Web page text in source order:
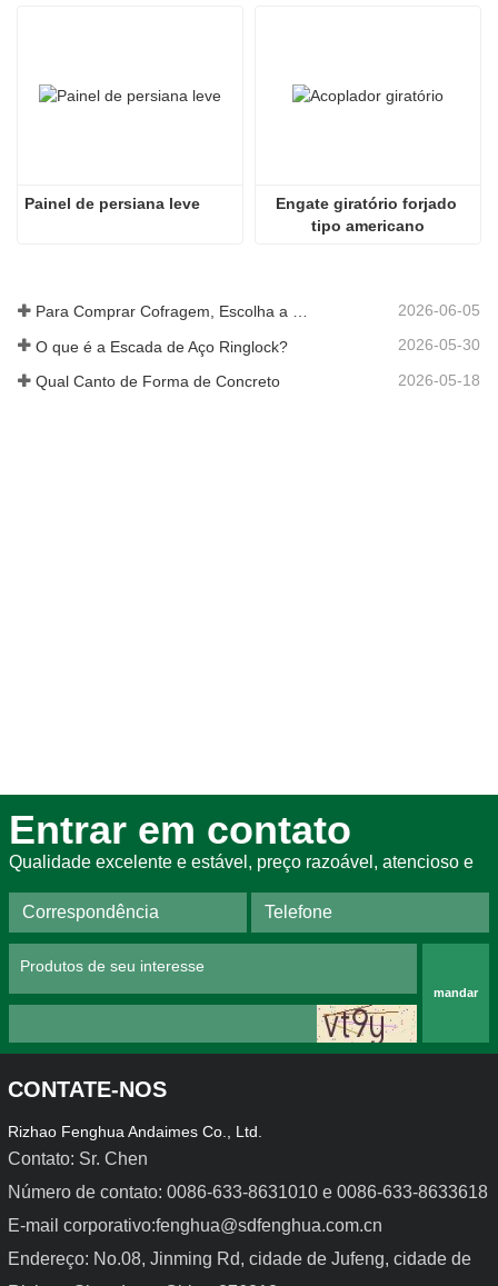
Painel de persiana leve
Engate giratório forjado
tipo americano
Para Comprar Cofragem, Escolha a Empresa Rizhao Fenghua 2026-06-05
O que é a Escada de Aço Ringlock? 2026-05-30
Qual Canto de Forma de Concreto 2026-05-18
Cofragens de aço leves
Cofragem de liga de
alumínio
Entrar em contato
Qualidade excelente e estável, preço razoável, atencioso e
mandar
CONTATE-NOS
Rizhao Fenghua Andaimes Co., Ltd.
Contato: Sr. Chen
Número de contato: 0086-633-8631010 e 0086-633-8633618
E-mail corporativo:fenghua@sdfenghua.com.cn
Endereço: No.08, Jinming Rd, cidade de Jufeng, cidade de